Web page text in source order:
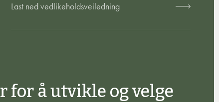
Last ned vedlikeholdsveiledning
for å utvikle og velge